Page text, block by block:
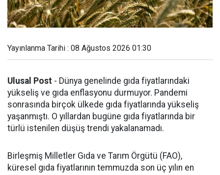
Yayınlanma Tarihi : 08 Ağustos 2026 01:30
Ulusal Post - Dünya genelinde gıda fiyatlarındaki
yükseliş ve gıda enflasyonu durmuyor. Pandemi
sonrasında birçok ülkede gıda fiyatlarında yükseliş
yaşanmıştı. O yıllardan bugüne gıda fiyatlarında bir
türlü istenilen düşüş trendi yakalanamadı.
Birleşmiş Milletler Gıda ve Tarım Örgütü (FAO),
küresel gıda fiyatlarının temmuzda son üç yılın en